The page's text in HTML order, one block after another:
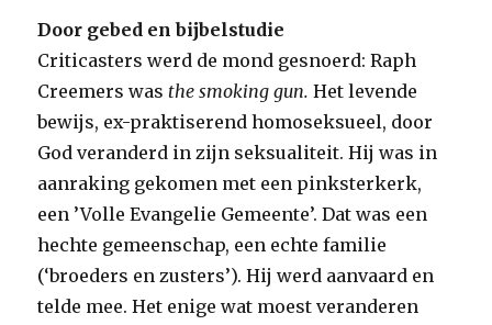
Door gebed en bijbelstudie
Criticasters werd de mond gesnoerd: Raph
Creemers was the smoking gun.Het levende
bewijs, ex-praktiserend homoseksueel, door
God veranderd in zijn seksualiteit. Hij was in
aanraking gekomen met een pinksterkerk,
een ’Volle Evangelie Gemeente’. Dat was een
hechte gemeenschap, een echte familie
(‘broeders en zusters’). Hij werd aanvaard en
telde mee. Het enige wat moest veranderen